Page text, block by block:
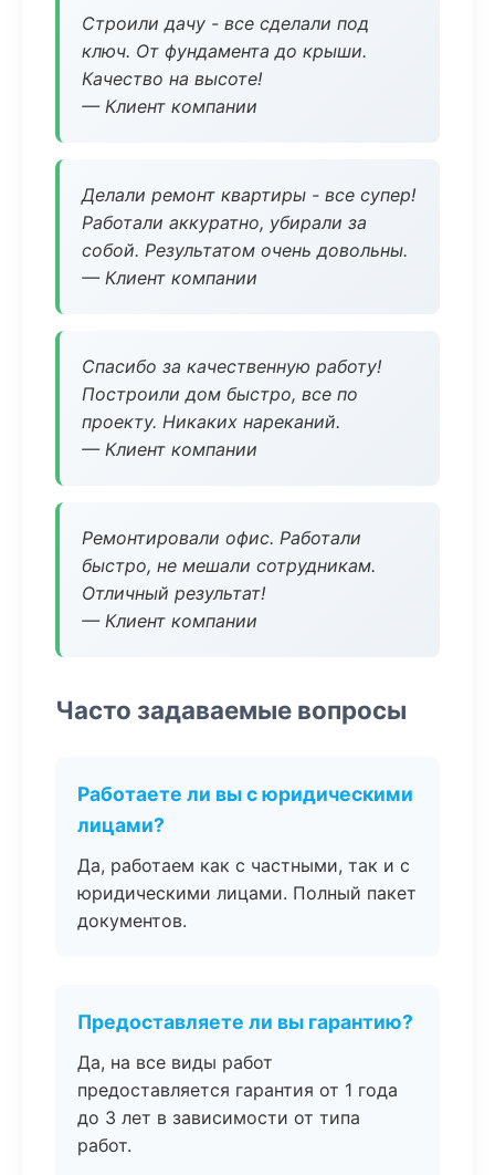
Строили дачу - все сделали под
ключ. От фундамента до крыши.
Качество на высоте!
— Клиент компании
Делали ремонт квартиры - все супер!
Работали аккуратно, убирали за
собой. Результатом очень довольны.
— Клиент компании
Спасибо за качественную работу!
Построили дом быстро, все по
проекту. Никаких нареканий.
— Клиент компании
Ремонтировали офис. Работали
быстро, не мешали сотрудникам.
Отличный результат!
— Клиент компании
Часто задаваемые вопросы
Работаете ли вы с юридическими
лицами?
Да, работаем как с частными, так и с
юридическими лицами. Полный пакет
документов.
Предоставляете ли вы гарантию?
Да, на все виды работ
предоставляется гарантия от 1 года
до 3 лет в зависимости от типа
работ.